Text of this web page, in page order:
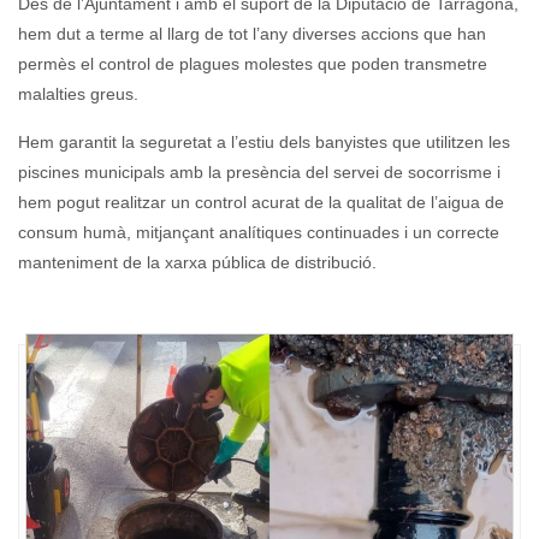
hem dut a terme al llarg de tot l’any diverses accions que han
permès el control de plagues molestes que poden transmetre
malalties greus.
Hem garantit la seguretat a l’estiu dels banyistes que utilitzen les
piscines municipals amb la presència del servei de socorrisme i
hem pogut realitzar un control acurat de la qualitat de l’aigua de
consum humà, mitjançant analítiques continuades i un correcte
manteniment de la xarxa pública de distribució.